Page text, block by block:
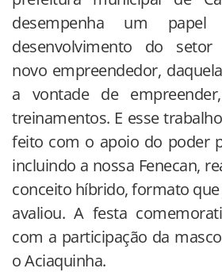
desempenha um
desenvolvimento do
novo empreendedor,
a vontade de
treinamentos. E esse
feito com o apoio do poder
incluindo a nossa Fenecan,
conceito híbrido, formato que
avaliou. A festa
com a participação da
o Aciaquinha.